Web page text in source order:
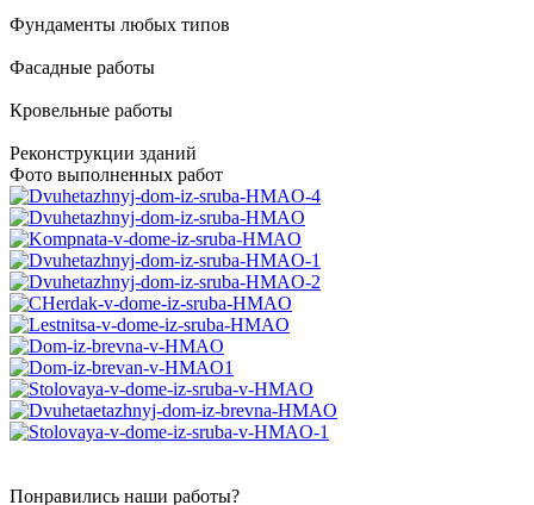
Фундаменты любых типов
Фасадные работы
Кровельные работы
Реконструкции зданий
Фото выполненных работ
Понравились наши работы?